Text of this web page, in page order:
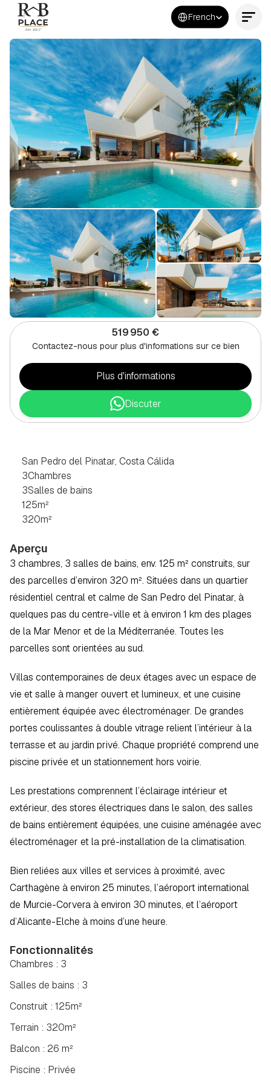
Select Language
French
Contactez-nous maintenant
519 950 €
Contactez-nous pour plus d'informations sur ce bien
Plus d'informations
Discuter
San Pedro del Pinatar, Costa Cálida
3Chambres
3Salles de bains
125m²
320m²
Aperçu
3 chambres, 3 salles de bains, env. 125 m² construits, sur
des parcelles d’environ 320 m². Situées dans un quartier
résidentiel central et calme de San Pedro del Pinatar, à
quelques pas du centre-ville et à environ 1 km des plages
de la Mar Menor et de la Méditerranée. Toutes les
parcelles sont orientées au sud.
Villas contemporaines de deux étages avec un espace de
vie et salle à manger ouvert et lumineux, et une cuisine
entièrement équipée avec électroménager. De grandes
portes coulissantes à double vitrage relient l’intérieur à la
terrasse et au jardin privé. Chaque propriété comprend une
piscine privée et un stationnement hors voirie.
Les prestations comprennent l’éclairage intérieur et
extérieur, des stores électriques dans le salon, des salles
de bains entièrement équipées, une cuisine aménagée avec
électroménager et la pré-installation de la climatisation.
Bien reliées aux villes et services à proximité, avec
Carthagène à environ 25 minutes, l’aéroport international
de Murcie-Corvera à environ 30 minutes, et l’aéroport
d’Alicante-Elche à moins d’une heure.
Fonctionnalités
Salles de bains : 3
Construit : 125m²
Chambres : 3
Terrain : 320m²
Balcon : 26 m²
Piscine : Privée